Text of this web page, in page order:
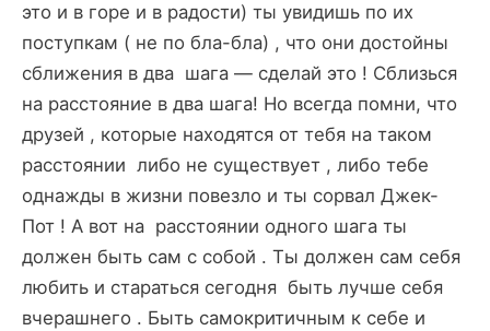
это и в горе и в радости) ты увидишь по их
поступкам ( не по бла-бла) , что они достойны
сближения в два шага — сделай это ! Сблизься
на расстояние в два шага! Но всегда помни, что
друзей , которые находятся от тебя на таком
расстоянии либо не существует , либо тебе
однажды в жизни повезло и ты сорвал Джек-
Пот ! А вот на расстоянии одного шага ты
должен быть сам с собой . Ты должен сам себя
любить и стараться сегодня быть лучше себя
вчерашнего . Быть самокритичным к себе и